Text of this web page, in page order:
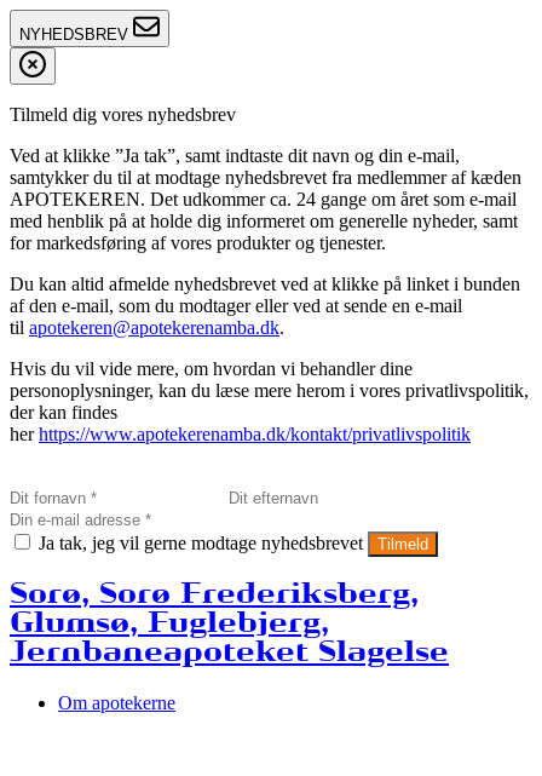
NYHEDSBREV
Tilmeld dig vores nyhedsbrev
Ved at klikke ”Ja tak”, samt indtaste dit navn og din e-mail,
samtykker du til at modtage nyhedsbrevet fra medlemmer af kæden
APOTEKEREN. Det udkommer ca. 24 gange om året som e-mail
med henblik på at holde dig informeret om generelle nyheder, samt
for markedsføring af vores produkter og tjenester.
Du kan altid afmelde nyhedsbrevet ved at klikke på linket i bunden
af den e-mail, som du modtager eller ved at sende en e-mail
til apotekeren@apotekerenamba.dk.
Hvis du vil vide mere, om hvordan vi behandler dine
personoplysninger, kan du læse mere herom i vores privatlivspolitik,
der kan findes
herhttps://www.apotekerenamba.dk/kontakt/privatlivspolitik
Ja tak, jeg vil gerne modtage nyhedsbrevet Tilmeld
Sorø, Sorø Frederiksberg,
Glumsø, Fuglebjerg,
Jernbaneapoteket Slagelse
Om apotekerne